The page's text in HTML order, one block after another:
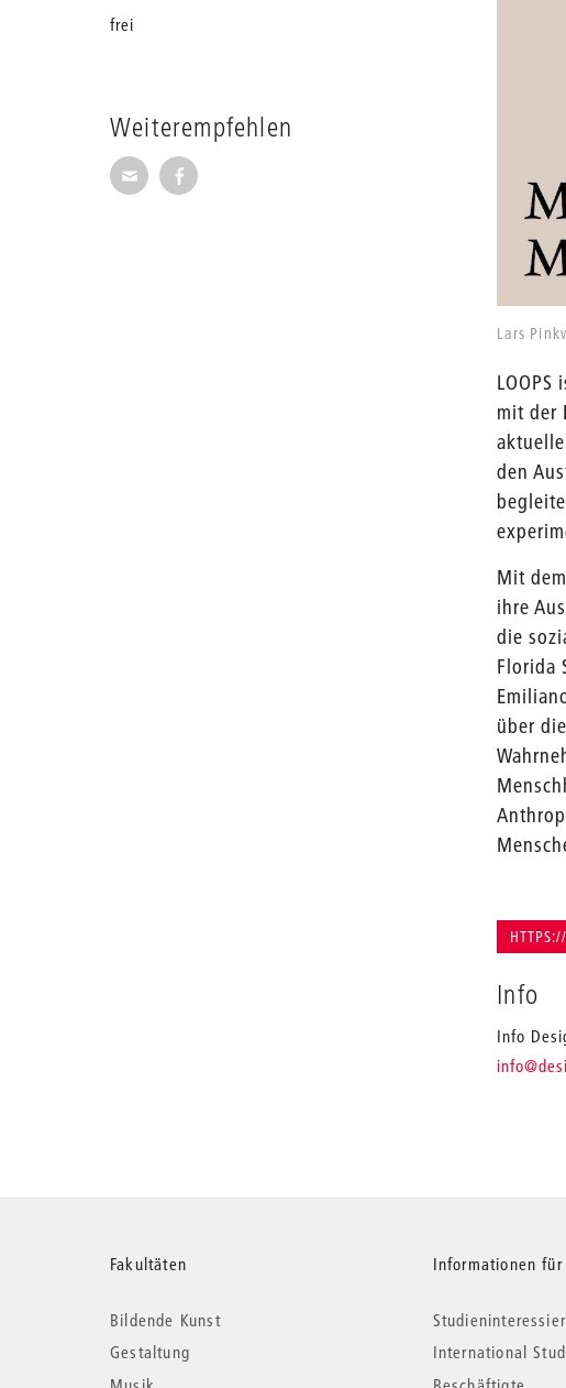
frei
Weiterempfehlen
Seite per E-Mail weiterempfehlen
Seite auf Facebook weiterempfehlen
Lars
mit der
den
Mit
ihre
die
Florida
über
Info
Info
info_
Weitere
Informationen
Fakultäten
Bildende Kunst
Gestaltung
Informationen für
International